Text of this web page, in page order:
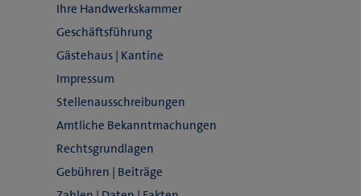
Ihre Handwerkskammer
Geschäftsführung
Gästehaus | Kantine
Impressum
Stellenausschreibungen
Amtliche Bekanntmachungen
Rechtsgrundlagen
Gebühren | Beiträge